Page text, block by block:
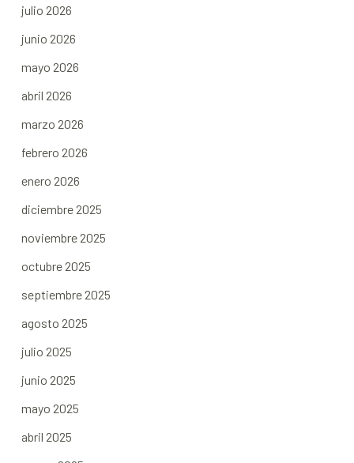
julio 2026
junio 2026
mayo 2026
abril 2026
marzo 2026
febrero 2026
enero 2026
diciembre 2025
noviembre 2025
octubre 2025
septiembre 2025
agosto 2025
julio 2025
junio 2025
mayo 2025
abril 2025